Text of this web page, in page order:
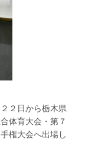
２日から栃木県
体育大会・第７
権大会へ出場し